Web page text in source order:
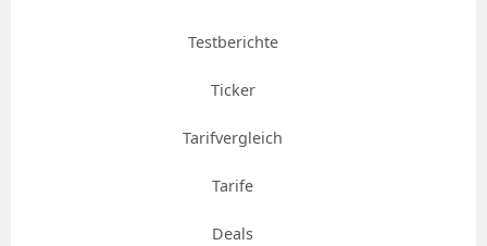
Testberichte
Ticker
Tarifvergleich
Tarife
Deals